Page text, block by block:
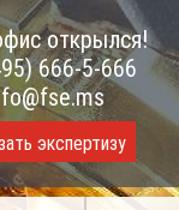
открылся!
666-5-666
экспертизу